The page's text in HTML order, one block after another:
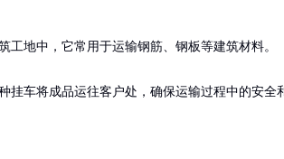
地中，它常用于运输钢筋、钢板等建筑材料。
挂车将成品运往客户处，确保运输过程中的安全